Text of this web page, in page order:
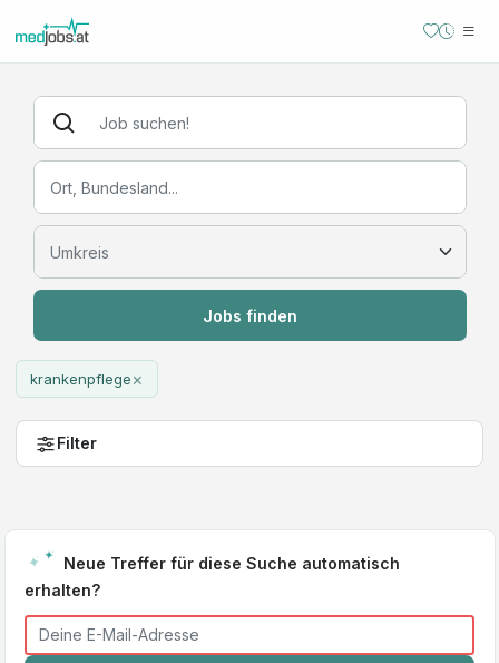
Jobs finden
krankenpflege×
Filter
Neue Treffer für diese Suche automatisch
erhalten?